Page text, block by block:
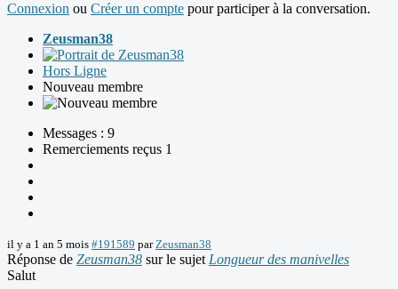
Connexion ou Créer un compte pour participer à la conversation.
Zeusman38
Hors Ligne
Nouveau membre
Messages : 9
Remerciements reçus 1
il y a 1 an 5 mois #191589 parZeusman38
Réponse de Zeusman38 sur le sujet Longueur des manivelles
Salut